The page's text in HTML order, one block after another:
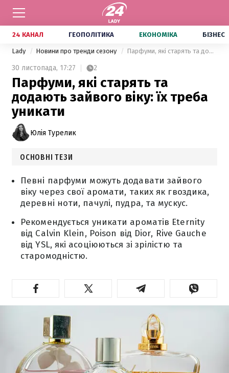
24 КАНАЛ ГЕОПОЛІТИКА ЕКОНОМІКА БІЗНЕС
Lady Новини про тренди сезону Парфуми, які старять та додають зайвого віку: їх треба уникати
30 листопада, 17:27 2
Парфуми, які старять та
додають зайвого віку: їх треба
уникати
Юлія Турелик
ОСНОВНІ ТЕЗИ
Певні парфуми можуть додавати зайвого
віку через свої аромати, таких як гвоздика,
деревні ноти, пачулі, пудра, та мускус.
Рекомендується уникати ароматів Eternity
від Calvin Klein, Poison від Dior, Rive Gauche
від YSL, які асоціюються зі зрілістю та
старомодністю.